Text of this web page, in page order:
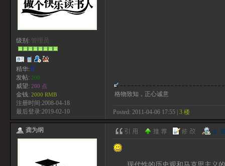
级别: 管理员
精华: 0
发帖: 200
威望: 200 点
金钱: 2000 RMB
注册时间:2008-04-18
最后登录:2019-02-10
格物致知，正心诚意
Posted: 2011-04-06 17:55 | 3 楼
龚为纲
现代性的历史观和马克思主义的